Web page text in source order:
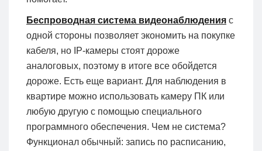
Беспроводная система видеонаблюдения с
одной стороны позволяет экономить на покупке
кабеля, но IP-камеры стоят дороже
аналоговых, поэтому в итоге все обойдется
дороже. Есть еще вариант. Для наблюдения в
квартире можно использовать камеру ПК или
любую другую с помощью специального
программного обеспечения. Чем не система?
Функционал обычный: запись по расписанию,